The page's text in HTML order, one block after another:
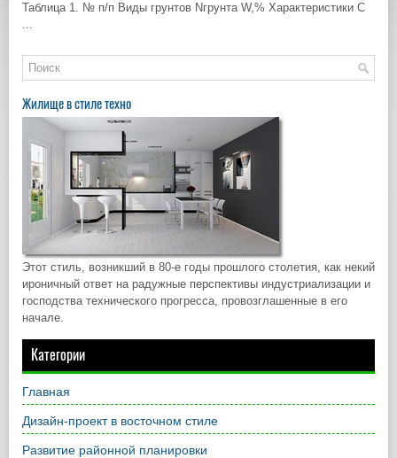
Таблица 1. № п/п Виды грунтов Nгрунта W,% Характеристики С
...
Жилище в стиле техно
Этот стиль, возникший в 80-е годы прошлого столетия, как некий
ироничный ответ на радужные перспективы индустриализации и
господства технического прогресса, провозглашенные в его
начале.
Категории
Главная
Дизайн-проект в восточном стиле
Развитие районной планировки